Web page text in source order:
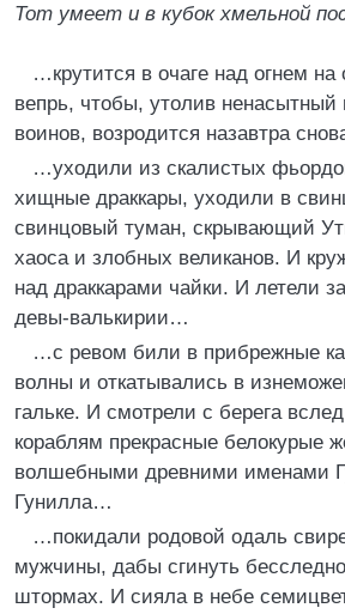
Тот умеет и в кубок хмельной
…крутится в очаге над огнем на
вепрь, чтобы, утолив ненасытный
воинов, возродится назавтра
…уходили из скалистых
хищные драккары, уходили в
свинцовый туман, скрывающий
хаоса и злобных великанов. И
над драккарами чайки. И летели
девы-валькирии…
…с ревом били в прибрежные
волны и откатывались в
гальке. И смотрели с берега
кораблям прекрасные белокурые
волшебными древними именами
Гунилла…
…покидали родовой одаль
мужчины, дабы сгинуть
штормах. И сияла в небе